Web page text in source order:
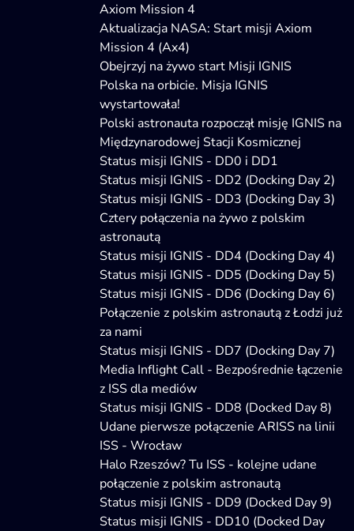
Axiom Mission 4
Aktualizacja NASA: Start misji Axiom
Mission 4 (Ax4)
Obejrzyj na żywo start Misji IGNIS
Polska na orbicie. Misja IGNIS
wystartowała!
Polski astronauta rozpoczął misję IGNIS na
Międzynarodowej Stacji Kosmicznej
Status misji IGNIS - DD0 i DD1
Status misji IGNIS - DD2 (Docking Day 2)
Status misji IGNIS - DD3 (Docking Day 3)
Cztery połączenia na żywo z polskim
astronautą
Status misji IGNIS - DD4 (Docking Day 4)
Status misji IGNIS - DD5 (Docking Day 5)
Status misji IGNIS - DD6 (Docking Day 6)
Połączenie z polskim astronautą z Łodzi już
za nami
Status misji IGNIS - DD7 (Docking Day 7)
Media Inflight Call - Bezpośrednie łączenie
z ISS dla mediów
Status misji IGNIS - DD8 (Docked Day 8)
Udane pierwsze połączenie ARISS na linii
ISS - Wrocław
Halo Rzeszów? Tu ISS - kolejne udane
połączenie z polskim astronautą
Status misji IGNIS - DD9 (Docked Day 9)
Status misji IGNIS - DD10 (Docked Day